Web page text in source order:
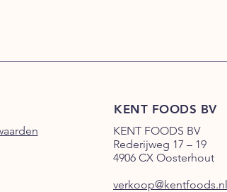
KENT FOODS BV
KENT FOODS BV
Rederijweg 17 – 19
4906 CX Oosterhout